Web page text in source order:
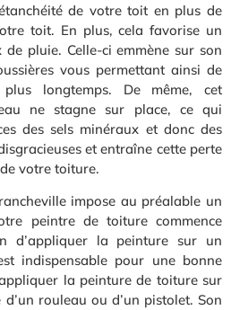
de votre toit en plus de
toit. En plus, cela favorise un
pluie. Celle-ci emmène sur son
vous permettant ainsi de
longtemps. De même, cet
ne stagne sur place, ce qui
des sels minéraux et donc des
et entraîne cette perte
votre toiture.
impose au préalable un
peintre de toiture commence
d’appliquer la peinture sur un
indispensable pour une bonne
la peinture de toiture sur
d’un rouleau ou d’un pistolet. Son